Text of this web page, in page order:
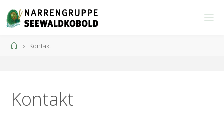
Inhalt
springen
StartKontakt
Kontakt